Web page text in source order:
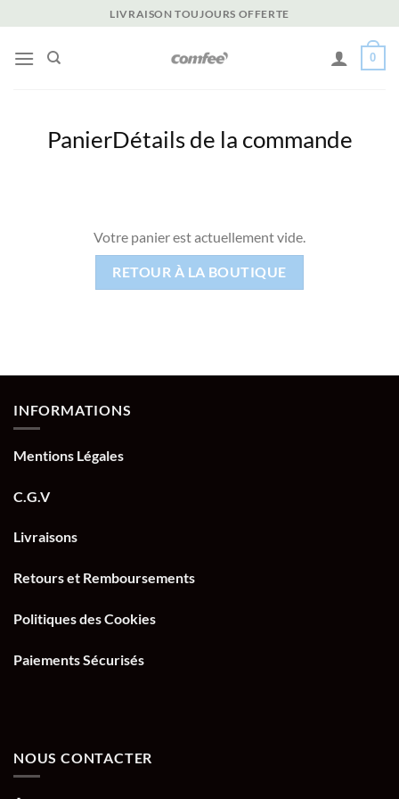
au
contenu
LIVRAISON TOUJOURS OFFERTE
0
PanierDétails de la commande
Votre panier est actuellement vide.
RETOUR À LA BOUTIQUE
INFORMATIONS
Mentions Légales
C.G.V
Livraisons
Retours et Remboursements
Politiques des Cookies
Paiements Sécurisés
NOUS CONTACTER